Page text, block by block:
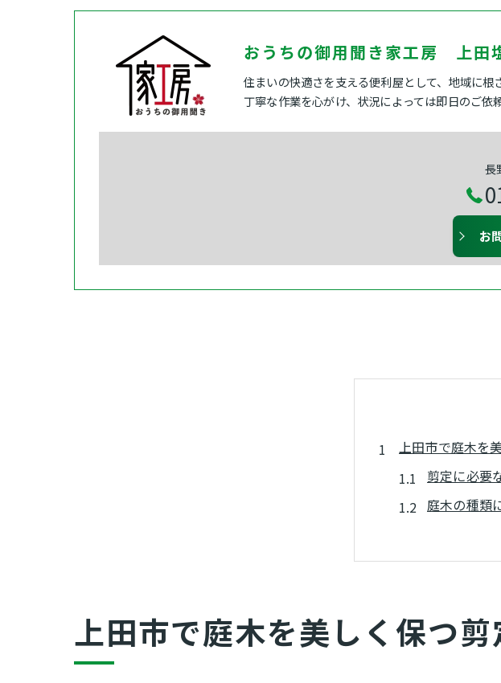
おうちの御用聞き家工房 上田
住まいの快適さを支える便利屋として、地域に
丁寧な作業を心がけ、状況によっては即日のご依
長
お
上田市で庭木を
剪定に必要
庭木の種類
安全に剪定
剪定後の庭
剪定後の
剪定の重要性と
上田市で庭木を美しく保つ